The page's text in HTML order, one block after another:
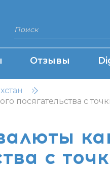
Отзывы
посягательства с
с